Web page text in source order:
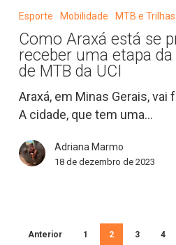
Araxá
está
se
preparando
para
receber
uma
da
Copa
Esporte Mobilidade MTB e Trilhas
Como Araxá está se
receber uma etapa
de MTB da UCI
Araxá, em Minas Gerais, vai
A cidade, que tem uma…
Adriana Marmo
18 de dezembro de 2023
Anterior 1 2 3 4